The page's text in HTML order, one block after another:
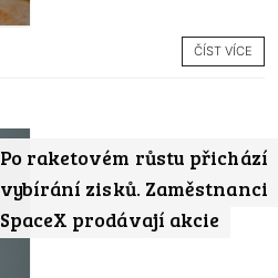
ČÍST VÍCE
Po raketovém růstu přichází
vybírání zisků. Zaměstnanci
SpaceX prodávají akcie